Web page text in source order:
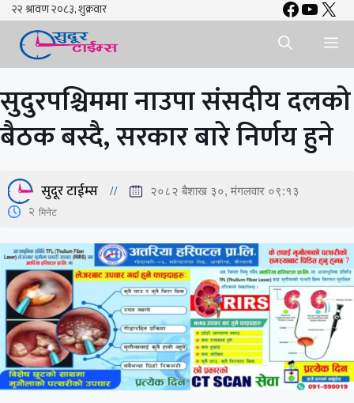
Skip
content
X
सुदुरपश्चिममा नाउपा संसदीय दलको
बैठक बस्दै, सरकार बारे निर्णय हुने
सुदूर टाईम्स २०८२ बैशाख ३०, मंगलवार ०९:१३
2 मिनेट